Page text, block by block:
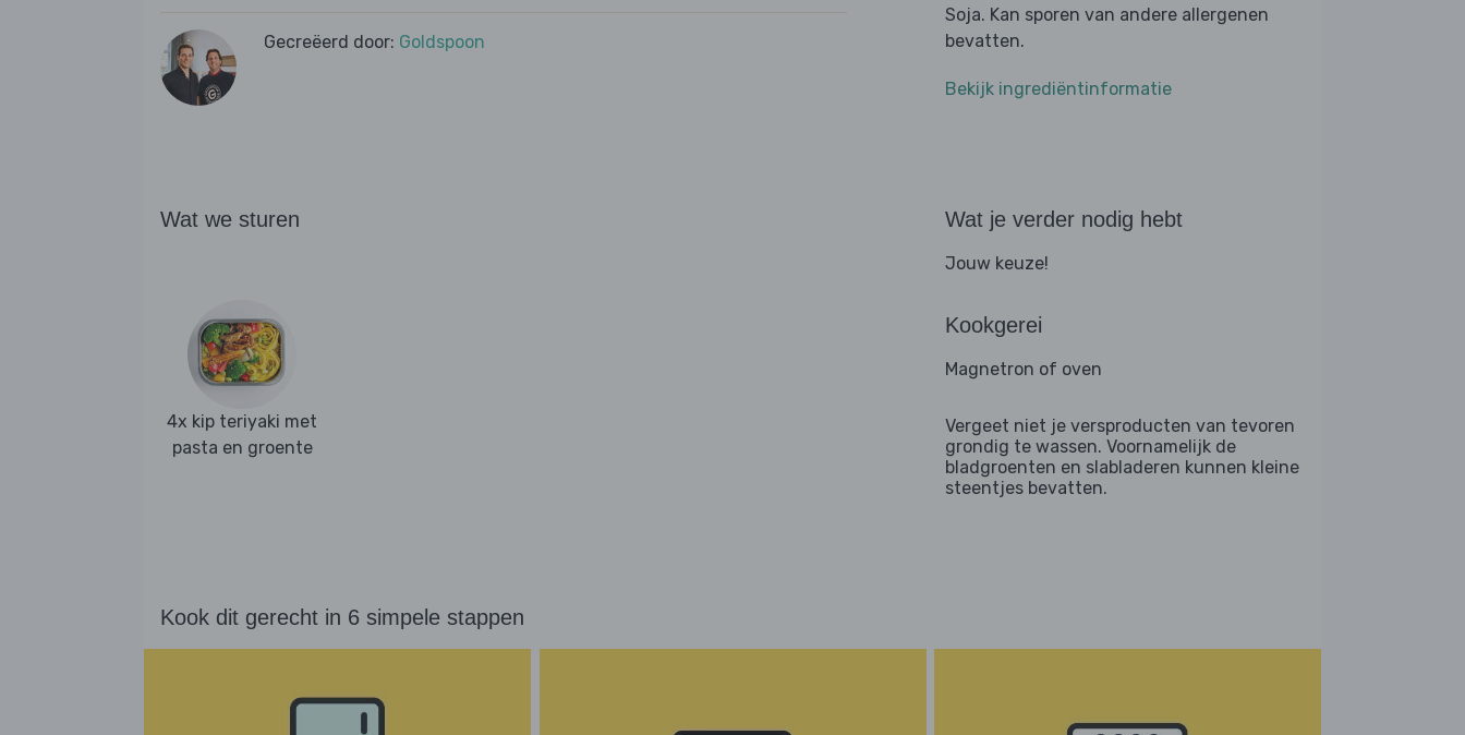
Gecreëerd door: Goldspoon
Soja. Kan sporen van andere allergenen
bevatten.
Bekijk ingrediëntinformatie
Wat we sturen
4x kip teriyaki met
pasta en groente
Wat je verder nodig hebt
Jouw keuze!
Kookgerei
Magnetron of oven
Vergeet niet je versproducten van tevoren
grondig te wassen. Voornamelijk de
bladgroenten en slabladeren kunnen kleine
steentjes bevatten.
Kook dit gerecht in 6 simpele stappen